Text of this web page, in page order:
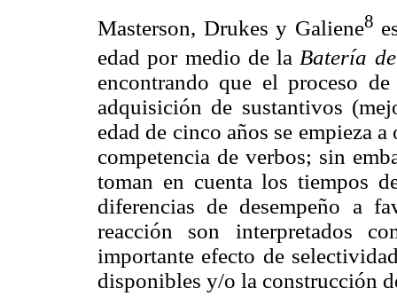
Masterson, Drukes y Galiene8
edad por medio de la Batería
encontrando que el proceso
adquisición de sustantivos
edad de cinco años se empieza
competencia de verbos; sin
toman en cuenta los tiempos
diferencias de desempeño a
reacción son interpretados
importante efecto de
disponibles y/o la construcción